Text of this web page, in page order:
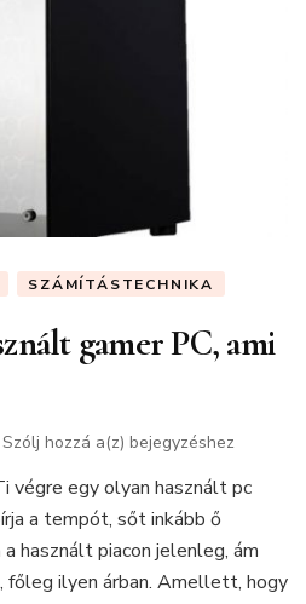
SZÁMÍTÁSTECHNIKA
gamer PC, ami
Szólj hozzá a(z) Végre
egy
használt
gamer
ami
bejegyzéshez
végre egy olyan használt pc
a tempót, sőt inkább ő
használt piacon jelenleg, ám
főleg ilyen árban. Amellett, hogy